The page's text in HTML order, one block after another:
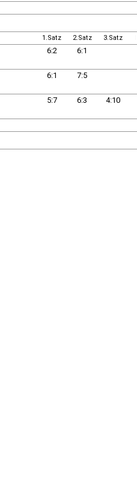
1.Satz 2.Satz 3.Satz
6:2 6:1
6:1 7:5
5:7 6:3 4:10